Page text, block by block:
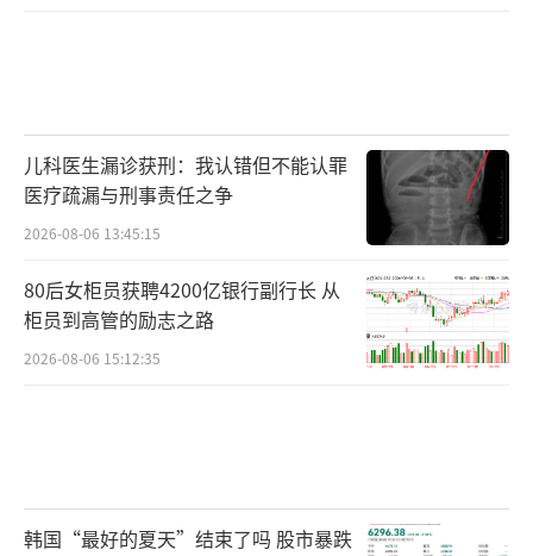
儿科医生漏诊获刑：我认错但不能认罪
医疗疏漏与刑事责任之争
2026-08-06 13:45:15
80后女柜员获聘4200亿银行副行长 从
柜员到高管的励志之路
2026-08-06 15:12:35
韩国“最好的夏天”结束了吗 股市暴跌